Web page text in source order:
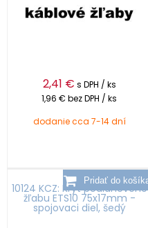
2,41 € s DPH / ks
1,96 € bez DPH / ks
dodanie cca 7-14 dní
10124 KCZ: Kryt podlahového
žľabu ETS10 75x17mm -
spojovaci diel, šedý